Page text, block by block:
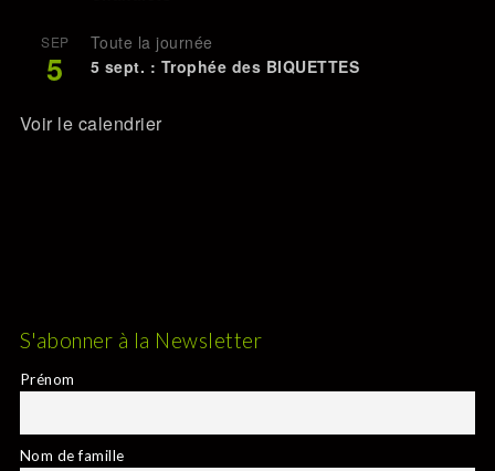
SEP
5
Toute la journée
5 sept. : Trophée des BIQUETTES
Voir le calendrier
S'abonner à la Newsletter
Prénom
Nom de famille